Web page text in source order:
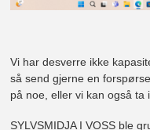
Vi har desverre ikke
så send gjerne en
på noe, eller vi kan også ta
SYLVSMIDJA I VOSS ble